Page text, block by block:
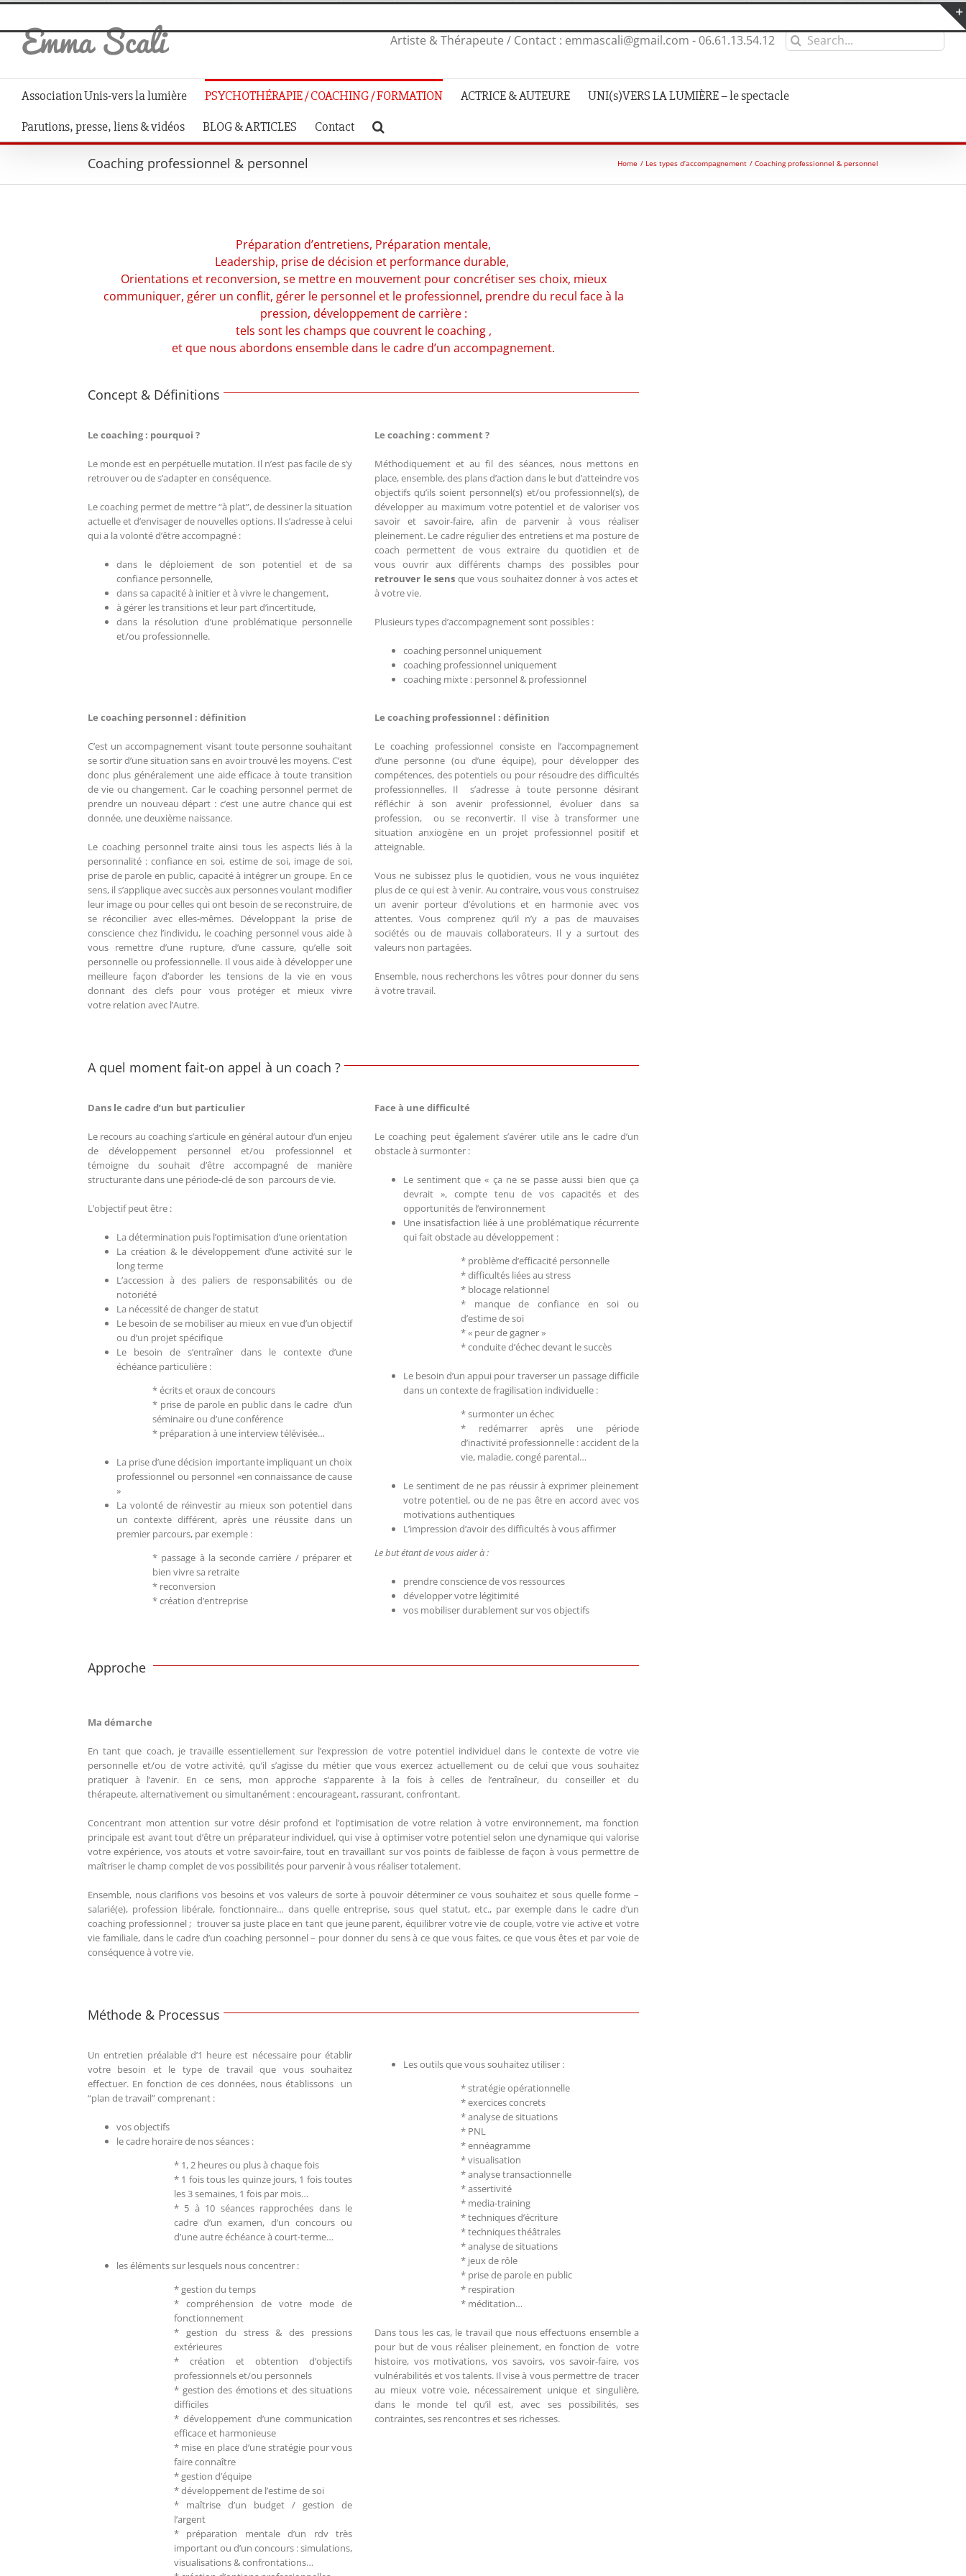
Skip
content
Artiste & Thérapeute / Contact : emmascali@gmail.com - 06.61.13.54.12
Search
for:
Association Unis-vers la lumière PSYCHOTHÉRAPIE / COACHING / FORMATION ACTRICE & AUTEURE
UNI(s)VERS LA LUMIÈRE – le spectacle
Parutions, presse, liens & vidéos
BLOG & ARTICLES Contact
Coaching professionnel & personnel Home Les types d’accompagnement Coaching professionnel & personnel
Préparation d’entretiens, Préparation mentale,
Leadership, prise de décision et performance durable,
Orientations et reconversion, se mettre en mouvement pour concrétiser ses choix, mieux
communiquer, gérer un conflit, gérer le personnel et le professionnel, prendre du recul face à la
pression, développement de carrière :
tels sont les champs que couvrent le coaching ,
et que nous abordons ensemble dans le cadre d’un accompagnement.
Concept & Définitions
Le coaching : pourquoi ?
Le monde est en perpétuelle mutation. Il n’est pas facile de s’y
retrouver ou de s’adapter en conséquence.
Le coaching permet de mettre “à plat”, de dessiner la situation
actuelle et d’envisager de nouvelles options. Il s’adresse à celui
qui a la volonté d’être accompagné :
dans le déploiement de son potentiel et de sa
confiance personnelle,
dans sa capacité à initier et à vivre le changement,
à gérer les transitions et leur part d’incertitude,
dans la résolution d’une problématique personnelle
et/ou professionnelle.
Le coaching : comment ?
Méthodiquement et au fil des séances, nous mettons en
place, ensemble, des plans d’action dans le but d’atteindre vos
objectifs qu’ils soient personnel(s) et/ou professionnel(s), de
développer au maximum votre potentiel et de valoriser vos
savoir et savoir-faire, afin de parvenir à vous réaliser
pleinement. Le cadre régulier des entretiens et ma posture de
coach permettent de vous extraire du quotidien et de
vous ouvrir aux différents champs des possibles pour
retrouver le sens que vous souhaitez donner à vos actes et
à votre vie.
Plusieurs types d’accompagnement sont possibles :
coaching personnel uniquement
coaching professionnel uniquement
coaching mixte : personnel & professionnel
Le coaching personnel : définition
C’est un accompagnement visant toute personne souhaitant
se sortir d’une situation sans en avoir trouvé les moyens. C’est
donc plus généralement une aide efficace à toute transition
de vie ou changement. Car le coaching personnel permet de
prendre un nouveau départ : c’est une autre chance qui est
donnée, une deuxième naissance.
Le coaching personnel traite ainsi tous les aspects liés à la
personnalité : confiance en soi, estime de soi, image de soi,
prise de parole en public, capacité à intégrer un groupe. En ce
sens, il s’applique avec succès aux personnes voulant modifier
leur image ou pour celles qui ont besoin de se reconstruire, de
se réconcilier avec elles-mêmes. Développant la prise de
conscience chez l’individu, le coaching personnel vous aide à
vous remettre d’une rupture, d’une cassure, qu’elle soit
personnelle ou professionnelle. Il vous aide à développer une
meilleure façon d’aborder les tensions de la vie en vous
donnant des clefs pour vous protéger et mieux vivre
votre relation avec l’Autre.
Le coaching professionnel : définition
Le coaching professionnel consiste en l’accompagnement
d’une personne (ou d’une équipe), pour développer des
compétences, des potentiels ou pour résoudre des difficultés
professionnelles. Il s’adresse à toute personne désirant
réfléchir à son avenir professionnel, évoluer dans sa
profession, ou se reconvertir. Il vise à transformer une
situation anxiogène en un projet professionnel positif et
atteignable.
Vous ne subissez plus le quotidien, vous ne vous inquiétez
plus de ce qui est à venir. Au contraire, vous vous construisez
un avenir porteur d’évolutions et en harmonie avec vos
attentes. Vous comprenez qu’il n’y a pas de mauvaises
sociétés ou de mauvais collaborateurs. Il y a surtout des
valeurs non partagées.
Ensemble, nous recherchons les vôtres pour donner du sens
à votre travail.
A quel moment fait-on appel à un coach ?
Dans le cadre d’un but particulier
Le recours au coaching s’articule en général autour d’un enjeu
de développement personnel et/ou professionnel et
témoigne du souhait d’être accompagné de manière
structurante dans une période-clé de son parcours de vie.
L’objectif peut être :
La détermination puis l’optimisation d’une orientation
La création & le développement d’une activité sur le
long terme
L’accession à des paliers de responsabilités ou de
notoriété
La nécessité de changer de statut
Le besoin de se mobiliser au mieux en vue d’un objectif
ou d’un projet spécifique
Le besoin de s’entraîner dans le contexte d’une
échéance particulière :
* écrits et oraux de concours
* prise de parole en public dans le cadre d’un
séminaire ou d’une conférence
* préparation à une interview télévisée…
La prise d’une décision importante impliquant un choix
professionnel ou personnel «en connaissance de cause
»
La volonté de réinvestir au mieux son potentiel dans
un contexte différent, après une réussite dans un
premier parcours, par exemple :
* passage à la seconde carrière / préparer et
bien vivre sa retraite
* reconversion
* création d’entreprise
Face à une difficulté
Le coaching peut également s’avérer utile ans le cadre d’un
obstacle à surmonter :
Le sentiment que « ça ne se passe aussi bien que ça
devrait », compte tenu de vos capacités et des
opportunités de l’environnement
Une insatisfaction liée à une problématique récurrente
qui fait obstacle au développement :
* problème d’efficacité personnelle
* difficultés liées au stress
* blocage relationnel
* manque de confiance en soi ou
d’estime de soi
* « peur de gagner »
* conduite d’échec devant le succès
Le besoin d’un appui pour traverser un passage difficile
dans un contexte de fragilisation individuelle :
* surmonter un échec
* redémarrer après une période
d’inactivité professionnelle : accident de la
vie, maladie, congé parental…
Le sentiment de ne pas réussir à exprimer pleinement
votre potentiel, ou de ne pas être en accord avec vos
motivations authentiques
L’impression d’avoir des difficultés à vous affirmer
Le but étant de vous aider à :
prendre conscience de vos ressources
développer votre légitimité
vos mobiliser durablement sur vos objectifs
Approche
Ma démarche
En tant que coach, je travaille essentiellement sur l’expression de votre potentiel individuel dans le contexte de votre vie
personnelle et/ou de votre activité, qu’il s’agisse du métier que vous exercez actuellement ou de celui que vous souhaitez
pratiquer à l’avenir. En ce sens, mon approche s’apparente à la fois à celles de l’entraîneur, du conseiller et du
thérapeute, alternativement ou simultanément : encourageant, rassurant, confrontant.
Concentrant mon attention sur votre désir profond et l’optimisation de votre relation à votre environnement, ma fonction
principale est avant tout d’être un préparateur individuel, qui vise à optimiser votre potentiel selon une dynamique qui valorise
votre expérience, vos atouts et votre savoir-faire, tout en travaillant sur vos points de faiblesse de façon à vous permettre de
maîtriser le champ complet de vos possibilités pour parvenir à vous réaliser totalement.
Ensemble, nous clarifions vos besoins et vos valeurs de sorte à pouvoir déterminer ce vous souhaitez et sous quelle forme –
salarié(e), profession libérale, fonctionnaire… dans quelle entreprise, sous quel statut, etc., par exemple dans le cadre d’un
coaching professionnel ; trouver sa juste place en tant que jeune parent, équilibrer votre vie de couple, votre vie active et votre
vie familiale, dans le cadre d’un coaching personnel – pour donner du sens à ce que vous faites, ce que vous êtes et par voie de
conséquence à votre vie.
Méthode & Processus
Un entretien préalable d’1 heure est nécessaire pour établir
votre besoin et le type de travail que vous souhaitez
effectuer. En fonction de ces données, nous établissons un
“plan de travail” comprenant :
vos objectifs
le cadre horaire de nos séances :
* 1, 2 heures ou plus à chaque fois
* 1 fois tous les quinze jours, 1 fois toutes
les 3 semaines, 1 fois par mois…
* 5 à 10 séances rapprochées dans le
cadre d’un examen, d’un concours ou
d’une autre échéance à court-terme…
les éléments sur lesquels nous concentrer :
* gestion du temps
* compréhension de votre mode de
fonctionnement
* gestion du stress & des pressions
extérieures
* création et obtention d’objectifs
professionnels et/ou personnels
* gestion des émotions et des situations
difficiles
* développement d’une communication
efficace et harmonieuse
* mise en place d’une stratégie pour vous
faire connaître
* gestion d’équipe
* développement de l’estime de soi
* maîtrise d’un budget / gestion de
l’argent
* préparation mentale d’un rdv très
important ou d’un concours : simulations,
visualisations & confrontations…
Les outils que vous souhaitez utiliser :
* stratégie opérationnelle
* exercices concrets
* analyse de situations
* PNL
* ennéagramme
* visualisation
* analyse transactionnelle
* assertivité
* media-training
* techniques d’écriture
* techniques théâtrales
* analyse de situations
* jeux de rôle
* prise de parole en public
* respiration
* méditation…
Dans tous les cas, le travail que nous effectuons ensemble a
pour but de vous réaliser pleinement, en fonction de votre
histoire, vos motivations, vos savoirs, vos savoir-faire, vos
vulnérabilités et vos talents. Il vise à vous permettre de tracer
au mieux votre voie, nécessairement unique et singulière,
dans le monde tel qu’il est, avec ses possibilités, ses
contraintes, ses rencontres et ses richesses.